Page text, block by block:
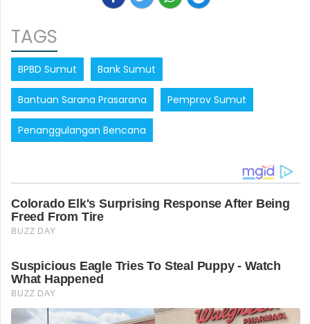
TAGS
BPBD Sumut Bank Sumut
Bantuan Sarana Prasarana Pemprov Sumut
Penanggulangan Bencana